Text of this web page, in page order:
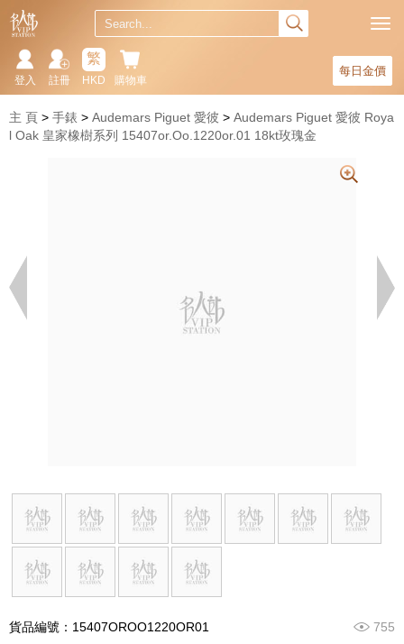
每日金價
購物車
繁
HKD
註冊
登入
主 頁 手錶 Audemars Piguet 愛彼
Audemars Piguet 愛彼 Roya
l Oak 皇家橡樹系列 15407or.Oo.1220or.01 18kt玫瑰金
貨品編號：15407OROO1220OR01 755